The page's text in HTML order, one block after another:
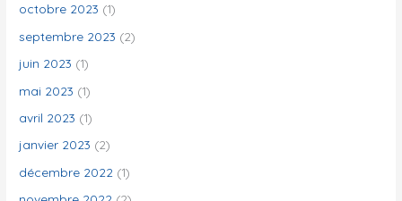
octobre 2023 (1)
septembre 2023 (2)
juin 2023 (1)
mai 2023 (1)
avril 2023 (1)
janvier 2023 (2)
décembre 2022 (1)